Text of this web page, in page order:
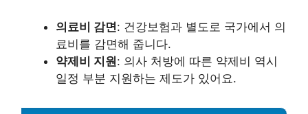
의료비 감면: 건강보험과 별도로 국가에서 의
료비를 감면해 줍니다.
약제비 지원: 의사 처방에 따른 약제비 역시
일정 부분 지원하는 제도가 있어요.